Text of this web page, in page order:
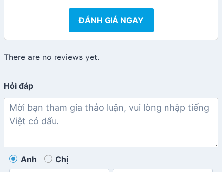
ĐÁNH GIÁ NGAY
There are no reviews yet.
Hỏi đáp
Anh Chị